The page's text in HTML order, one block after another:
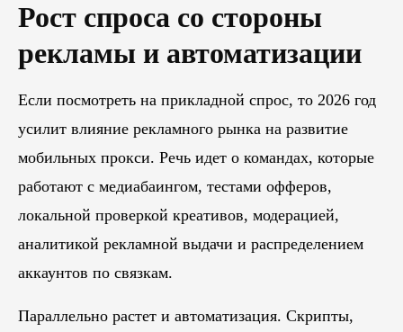
Рост спроса со стороны
рекламы и автоматизации
Если посмотреть на прикладной спрос, то 2026 год
усилит влияние рекламного рынка на развитие
мобильных прокси. Речь идет о командах, которые
работают с медиабаингом, тестами офферов,
локальной проверкой креативов, модерацией,
аналитикой рекламной выдачи и распределением
аккаунтов по связкам.
Параллельно растет и автоматизация. Скрипты,